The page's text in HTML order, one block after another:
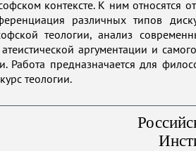
контексте. К ним относятся
различных типов
теологии, анализ
аргументации и
Работа предназначается для
теологии.